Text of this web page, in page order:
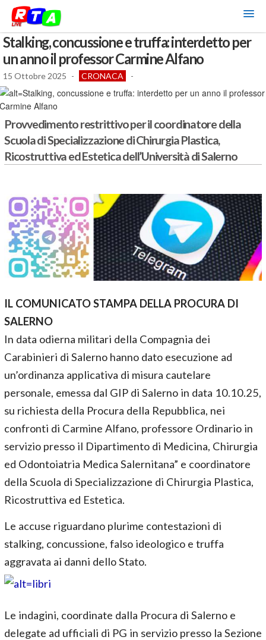
Stalking, concussione e truffa: interdetto per
un anno il professor Carmine Alfano
15 Ottobre 2025 - CRONACA -
Provvedimento restrittivo per il coordinatore della
Scuola di Specializzazione di Chirurgia Plastica,
Ricostruttiva ed Estetica dell’Università di Salerno
IL COMUNICATO STAMPA DELLA PROCURA DI
SALERNO
In data odierna militari della Compagnia dei
Carabinieri di Salerno hanno dato esecuzione ad
un’ordinanza applicativa di misura cautelare
personale, emessa dal GIP di Salerno in data 10.10.25,
su richiesta della Procura della Repubblica, nei
confronti di Carmine Alfano, professore Ordinario in
servizio presso il Dipartimento di Medicina, Chirurgia
ed Odontoiatria Medica Salernitana” e coordinatore
della Scuola di Specializzazione di Chirurgia Plastica,
Ricostruttiva ed Estetica.
Le accuse riguardano plurime contestazioni di
stalking, concussione, falso ideologico e truffa
aggravata ai danni dello Stato.
Le indagini, coordinate dalla Procura di Salerno e
delegate ad ufficiali di PG in servizio presso la Sezione